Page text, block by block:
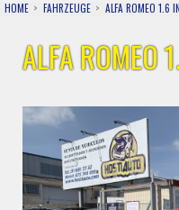
HOME FAHRZEUGE ALFA ROMEO 1.6
ALFA ROMEO